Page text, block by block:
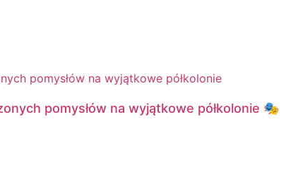
pomysłów na wyjątkowe półkolonie 🎭